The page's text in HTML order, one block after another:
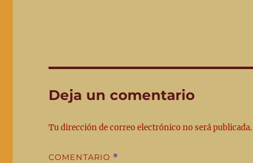
Deja un comentario
Tu dirección de correo electrónico no será publicada.
COMENTARIO *